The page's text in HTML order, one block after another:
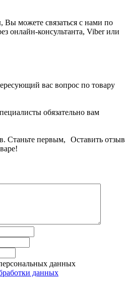
Вы можете связаться с нами по
онлайн-консультанта, Viber или
вас вопрос по товару
обязательно вам
Оставить отзыв
Станьте первым,
данных
данных